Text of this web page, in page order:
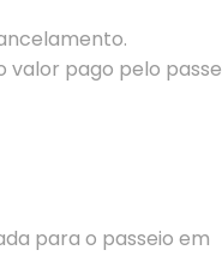
valor pago pelo
para o passeio em